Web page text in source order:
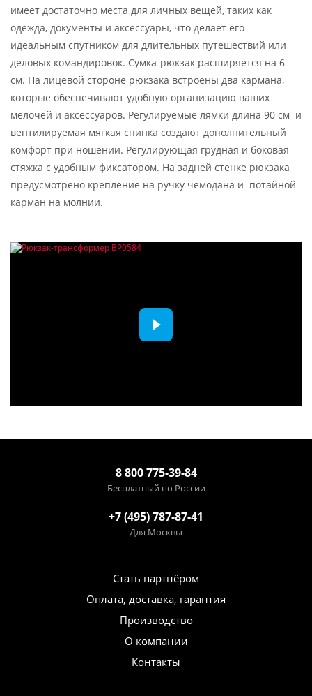
имеет достаточно места для личных вещей, таких как
одежда, документы и аксессуары, что делает его
идеальным спутником для длительных путешествий или
деловых командировок. Сумка-рюкзак расширяется на 6
см. На лицевой стороне рюкзака встроены два кармана,
которые обеспечивают удобную организацию ваших
мелочей и аксессуаров. Регулируемые лямки длина 90 см и
вентилируемая мягкая спинка создают дополнительный
комфорт при ношении. Регулирующая грудная и боковая
стяжка с удобным фиксатором. На задней стенке рюкзака
предусмотрено крепление на ручку чемодана и потайной
карман на молнии.
8 800 775-39-84
Бесплатный по России
+7 (495) 787-87-41
Для Москвы
Стать партнёром
Оплата, доставка, гарантия
Производство
О компании
Контакты